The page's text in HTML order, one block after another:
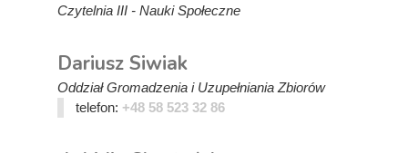
Czytelnia III - Nauki Społeczne
Dariusz Siwiak
Oddział Gromadzenia i Uzupełniania Zbiorów
telefon: +48 58 523 32 86